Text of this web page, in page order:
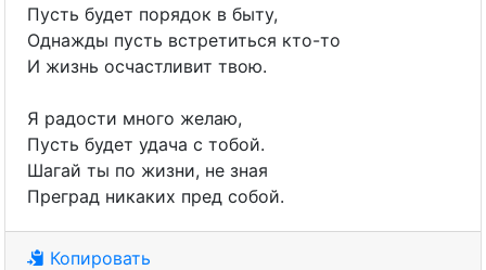
Пусть будет порядок в быту,
Однажды пусть встретиться кто-то
И жизнь осчастливит твою.
Я радости много желаю,
Пусть будет удача с тобой.
Шагай ты по жизни, не зная
Преград никаких пред собой.
Копировать